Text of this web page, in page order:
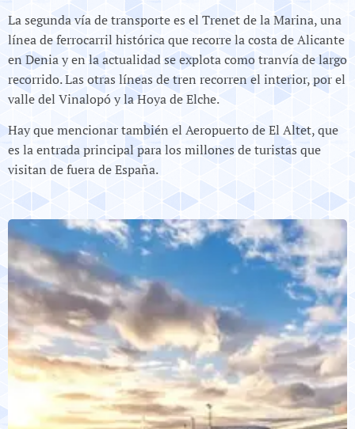
La segunda vía de transporte es el Trenet de la Marina, una
línea de ferrocarril histórica que recorre la costa de Alicante
en Denia y en la actualidad se explota como tranvía de largo
recorrido. Las otras líneas de tren recorren el interior, por el
valle del Vinalopó y la Hoya de Elche.
Hay que mencionar también el Aeropuerto de El Altet, que
es la entrada principal para los millones de turistas que
visitan de fuera de España.